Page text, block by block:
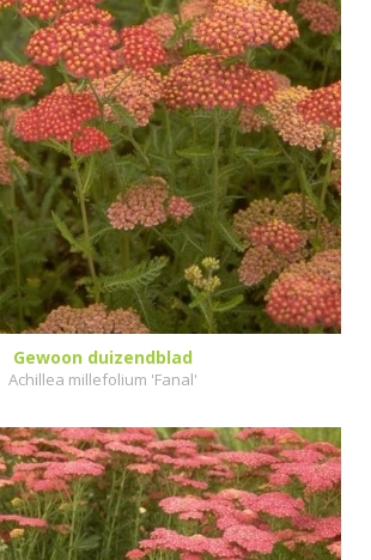
Gewoon duizendblad
Achillea millefolium 'Fanal'